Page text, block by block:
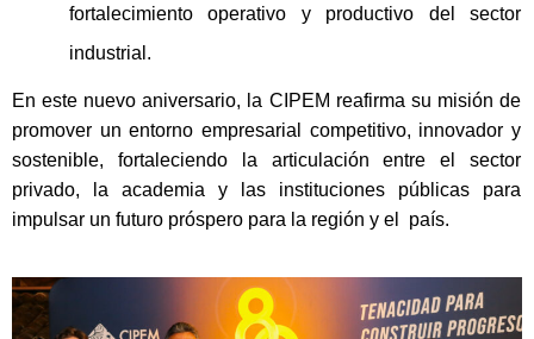
fortalecimiento operativo y productivo del sector
industrial.
En este nuevo aniversario, la CIPEM reafirma su misión de
promover un entorno empresarial competitivo, innovador y
sostenible, fortaleciendo la articulación entre el sector
privado, la academia y las instituciones públicas para
impulsar un futuro próspero para la región y el país.